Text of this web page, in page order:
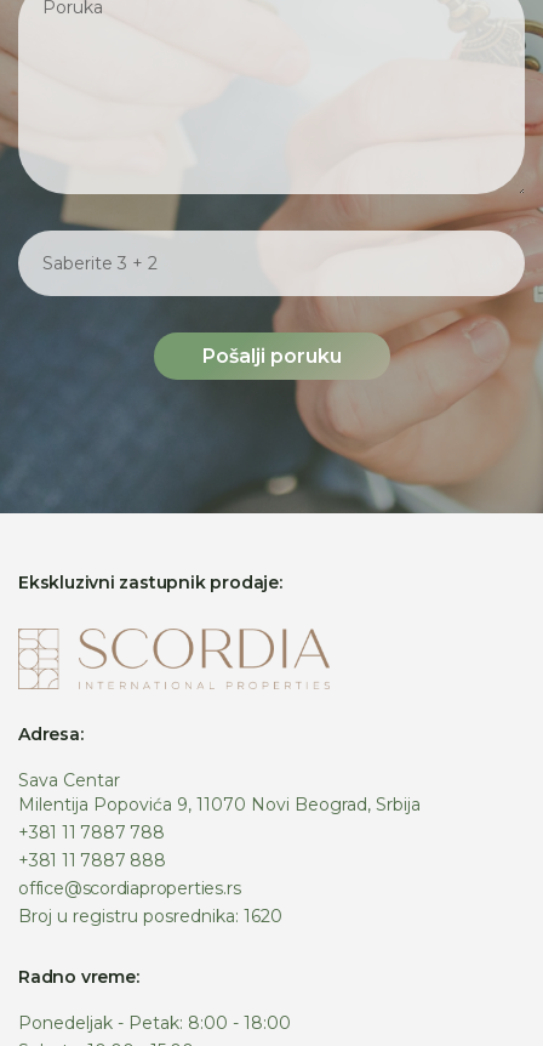
Pošalji poruku
Ekskluzivni zastupnik prodaje:
Adresa:
Sava Centar
Milentija Popovića 9, 11070 Novi Beograd, Srbija
+381 11 7887 788
+381 11 7887 888
office@scordiaproperties.rs
Broj u registru posrednika: 1620
Radno vreme:
Ponedeljak - Petak: 8:00 - 18:00